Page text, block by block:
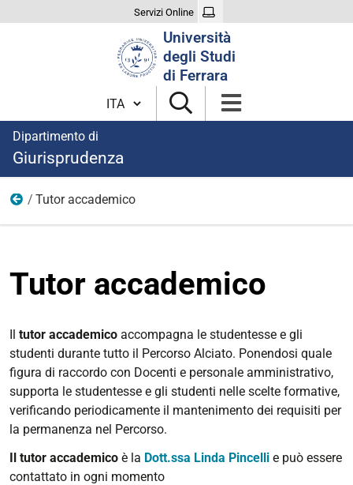
Servizi Online
Università
degli Studi
di Ferrara
Cambia lingua
Dipartimento di
Giurisprudenza
Percorso di eccellenza "Andrea Alciato"
Tutor accademico
Tutor accademico
Il tutor accademico accompagna le studentesse e gli
studenti durante tutto il Percorso Alciato. Ponendosi quale
figura di raccordo con Docenti e personale amministrativo,
supporta le studentesse e gli studenti nelle scelte formative,
verificando periodicamente il mantenimento dei requisiti per
la permanenza nel Percorso.
Il tutor accademico è la Dott.ssa Linda Pincelli e può essere
contattato in ogni momento